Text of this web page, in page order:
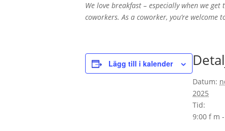
We love breakfast – especially when we
coworkers. As a coworker, you’re
Lägg till i kalender
Datum:
2025
Tid:
9:00 f m